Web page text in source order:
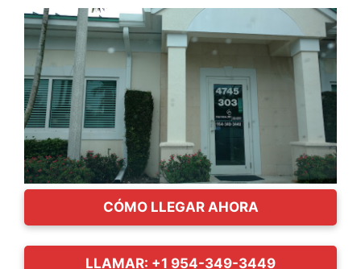
CÓMO LLEGAR AHORA
LLAMAR: +1 954-349-3449